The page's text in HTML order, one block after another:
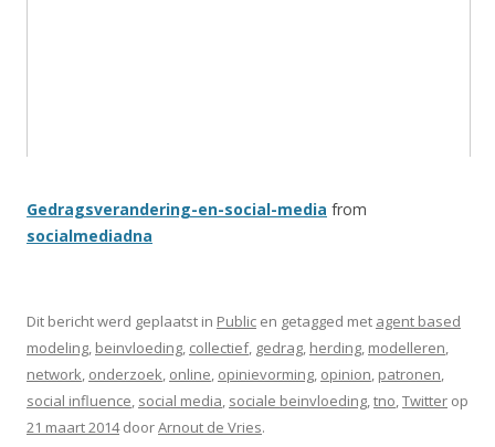
Gedragsverandering-en-social-media from
socialmediadna
Dit bericht werd geplaatst in Public en getagged met agent based
modeling, beinvloeding, collectief, gedrag, herding, modelleren,
network, onderzoek, online, opinievorming, opinion, patronen,
social influence, social media, sociale beinvloeding,tno,Twitter op
21 maart 2014doorArnout de Vries.